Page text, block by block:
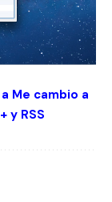
Me cambio a
y RSS